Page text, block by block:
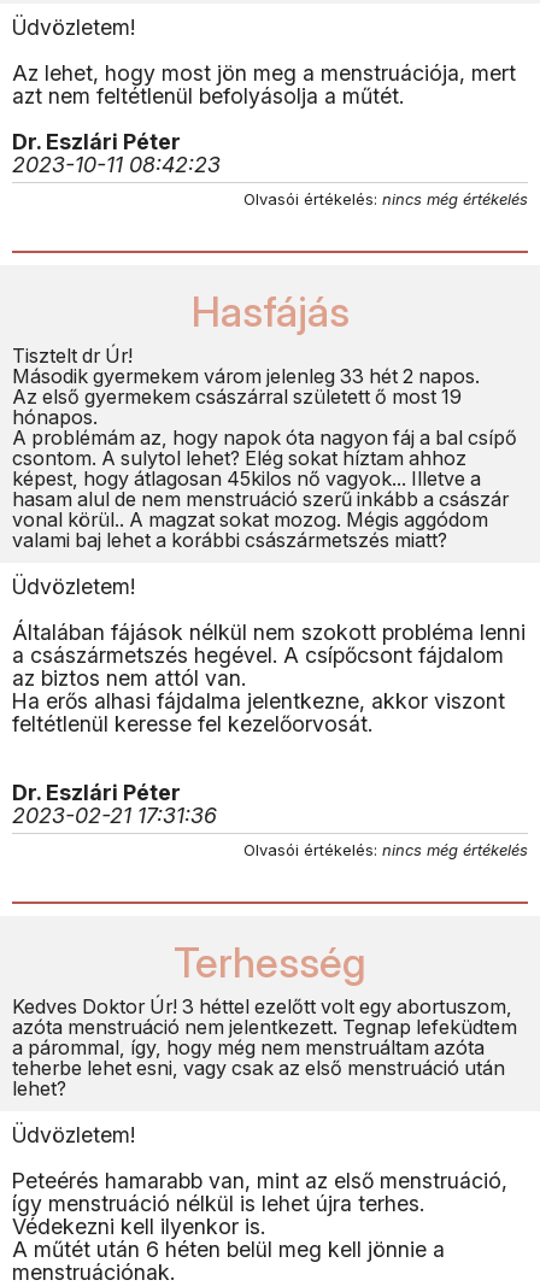
Üdvözletem!
Az lehet, hogy most jön meg a menstruációja, mert
azt nem feltétlenül befolyásolja a műtét.
Dr. Eszlári Péter
2023-10-11 08:42:23
Olvasói értékelés: nincs még értékelés
Hasfájás
Tisztelt dr Úr!
Második gyermekem várom jelenleg 33 hét 2 napos.
Az első gyermekem császárral született ő most 19
hónapos.
A problémám az, hogy napok óta nagyon fáj a bal csípő
csontom. A sulytol lehet? Elég sokat híztam ahhoz
képest, hogy átlagosan 45kilos nő vagyok... Illetve a
hasam alul de nem menstruáció szerű inkább a császár
vonal körül.. A magzat sokat mozog. Mégis aggódom
valami baj lehet a korábbi császármetszés miatt?
Üdvözletem!
Általában fájások nélkül nem szokott probléma lenni
a császármetszés hegével. A csípőcsont fájdalom
az biztos nem attól van.
Ha erős alhasi fájdalma jelentkezne, akkor viszont
feltétlenül keresse fel kezelőorvosát.
Dr. Eszlári Péter
2023-02-21 17:31:36
Olvasói értékelés: nincs még értékelés
Terhesség
Kedves Doktor Úr! 3 héttel ezelőtt volt egy abortuszom,
azóta menstruáció nem jelentkezett. Tegnap lefeküdtem
a párommal, így, hogy még nem menstruáltam azóta
teherbe lehet esni, vagy csak az első menstruáció után
lehet?
Üdvözletem!
Peteérés hamarabb van, mint az első menstruáció,
így menstruáció nélkül is lehet újra terhes.
Védekezni kell ilyenkor is.
A műtét után 6 héten belül meg kell jönnie a
menstruációnak.